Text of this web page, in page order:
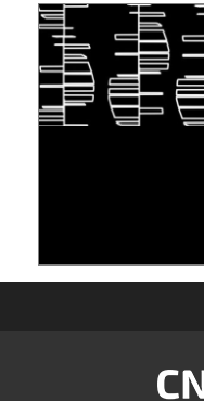
Image